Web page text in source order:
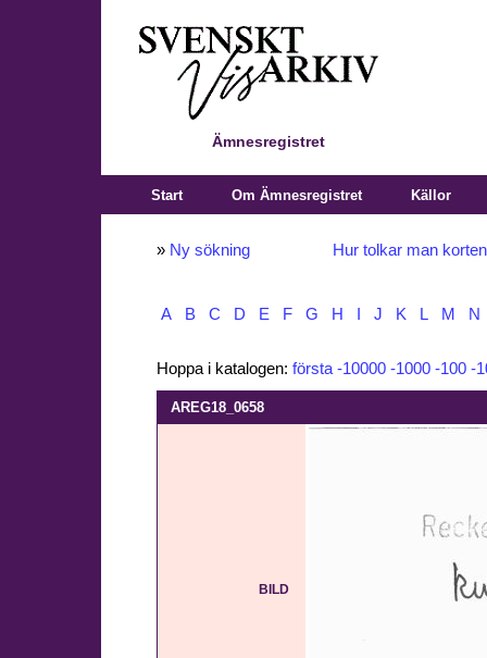
Ämnesregistret
Start Om Ämnesregistret Källor
» Ny sökning Hur tolkar man
A B C D E F G H J K L M N
Hoppa i katalogen: första -10000 -1000 -100 -
AREG18_0658
BILD